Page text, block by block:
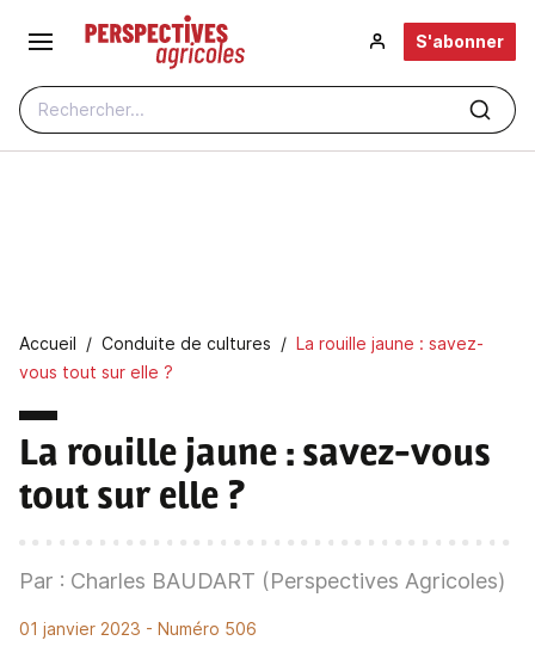
Aller au contenu principal
Rechercher...
S'abonner
Fil d'Ariane
Accueil Conduite de cultures
La rouille jaune : savez-
vous tout sur elle ?
La rouille jaune : savez-vous
tout sur elle ?
Par : Charles BAUDART (Perspectives Agricoles)
01 janvier 2023 - Numéro 506